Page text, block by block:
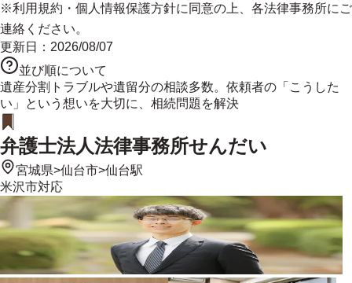
※利用規約 ・ 個人情報保護方針に同意の上、各法律事務所にご
連絡ください。
更新日： 2026/08/07
並び順について
遺産分割トラブルや遺留分の相談多数。依頼者の「こうした
い」という想いを大切に、相続問題を解決
弁護士法人法律事務所せんだい
宮城県>仙台市>仙台駅
米沢市対応